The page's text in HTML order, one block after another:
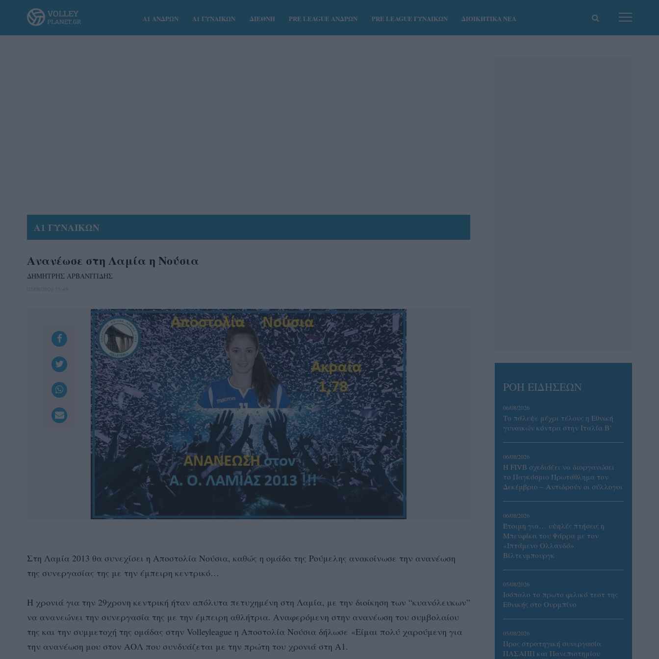
Α1 ΑΝΔΡΩΝ Α1 ΓΥΝΑΙΚΩΝ ΔΙΕΘΝΗ PRE LEAGUE ΑΝΔΡΩΝ PRE LEAGUE ΓΥΝΑΙΚΩΝ ΔΙΟΙΚΗΤΙΚΑ ΝΕΑ
Α1 ΓΥΝΑΙΚΩΝ
Ανανέωσε στη Λαμία η Νούσια
ΔΗΜΗΤΡΗΣ ΑΡΒΑΝΙΤΙΔΗΣ
Στη Λαμία 2013 θα συνεχίσει η Αποστολία Νούσια, καθώς η ομάδα της Ρούμελης ανακοίνωσε την ανανέωση
της συνεργασίας της με την έμπειρη κεντρικό…
Η χρονιά για την 29χρονη κεντρική ήταν απόλυτα πετυχημένη στη Λαμία, με την διοίκηση των “κυανόλευκων”
να ανανεώνει την συνεργασία της με την έμπειρη αθλήτρια. Αναφερόμενη στην ανανέωση του συμβολαίου
της και την συμμετοχή της ομάδας στην Volleyleague η Αποστολία Νούσια δήλωσε «Είμαι πολύ χαρούμενη για
την ανανέωση μου στον ΑΟΛ που συνδυάζεται με την πρώτη του χρονιά στη Α1.
ΡΟΗ ΕΙΔΗΣΕΩΝ
06/08/2026
Το πάλεψε μέχρι τέλους η Εθνική
γυναικών κόντρα στην Ιταλία Β’
06/08/2026
Η FIVB σχεδιάζει να διοργανώσει
το Παγκόσμιο Πρωτάθλημα τον
Δεκέμβριο – Αντιδρούν οι σύλλογοι
06/08/2026
Έτοιμη για… υψηλές πτήσεις η
Μπενφίκα του Ψάρρα με τον
«Ιπτάμενο Ολλανδό»
Βίλτενμπουργκ
05/08/2026
Ισόπαλο το πρωτο φιλικό τεστ της
Εθνικής στο Ουρμπίνο
05/08/2026
Προς στρατηγική συνεργασία
ΠΑΣΑΠΠ και Πανεπιστημίου